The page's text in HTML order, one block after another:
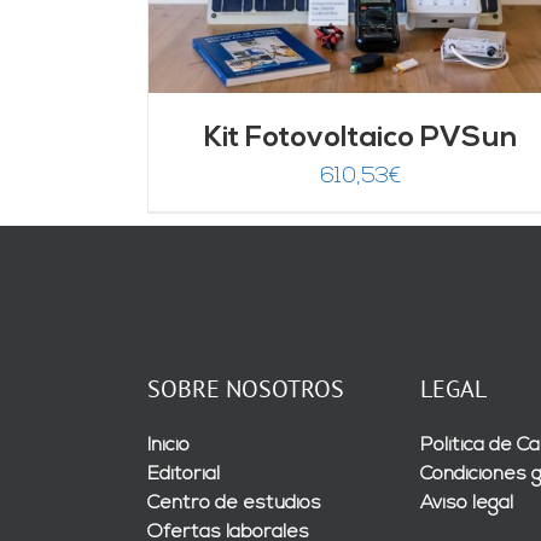
Kit Fotovoltaico PVSun
610,53€
SOBRE NOSOTROS
Inicio
Editorial
Centro de estudios
Ofertas laborales
LEGAL
Política de
Condiciones
Aviso legal